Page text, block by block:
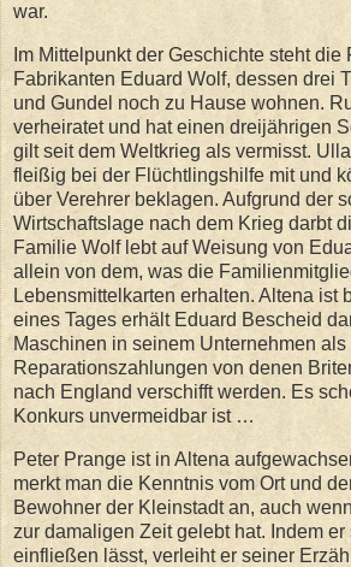
war.
Im Mittelpunkt der Geschichte steht die
Fabrikanten Eduard Wolf, dessen drei
und Gundel noch zu Hause wohnen.
verheiratet und hat einen dreijährigen
gilt seit dem Weltkrieg als vermisst.
fleißig bei der Flüchtlingshilfe mit und
über Verehrer beklagen. Aufgrund der
Wirtschaftslage nach dem Krieg darbt
Familie Wolf lebt auf Weisung von
allein von dem, was die
Lebensmittelkarten erhalten. Altena ist
eines Tages erhält Eduard Bescheid
Maschinen in seinem Unternehmen als
Reparationszahlungen von denen
nach England verschifft werden. Es
Konkurs unvermeidbar ist …
Peter Prange ist in Altena
merkt man die Kenntnis vom Ort und
Bewohner der Kleinstadt an, auch
zur damaligen Zeit gelebt hat. Indem er
einfließen lässt, verleiht er seiner